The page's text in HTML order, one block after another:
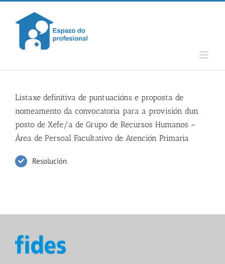
Skip
content
Listaxe definitiva de puntuacións e proposta de
nomeamento da convocatoria para a provisión dun
posto de Xefe/a de Grupo de Recursos Humanos –
Área de Persoal Facultativo de Atención Primaria
Resolución